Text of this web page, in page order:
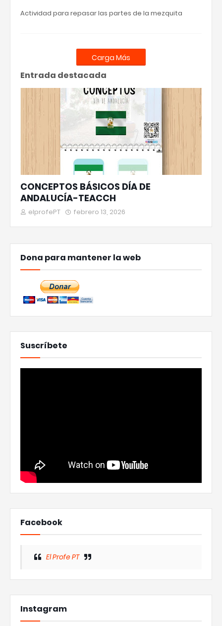
Actividad para repasar las partes de la mezquita
Carga Más
Entrada destacada
CONCEPTOS BÁSICOS DÍA DE
ANDALUCÍA-TEACCH
elprofePT febrero 13, 2026
Dona para mantener la web
Suscríbete
Facebook
El Profe PT
Instagram